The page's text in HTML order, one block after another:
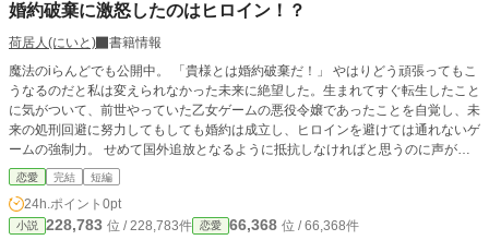
婚約破棄に激怒したのはヒロイン！？
荷居人(にいと)
書籍情報
魔法のiらんどでも公開中。 「貴様とは婚約破棄だ！」 やはりどう頑張ってもこ
うなるのだと私は変えられなかった未来に絶望した。生まれてすぐ転生したこと
に気がついて、前世やっていた乙女ゲームの悪役令嬢であったことを自覚し、未
来の処刑回避に努力してもしても婚約は成立し、ヒロインを避けては通れないゲ
ームの強制力。 せめて国外追放となるように抵抗しなければと思うのに声が、
身体が震えて何一つ言い返せない。そんな中、その空気を打ち破ったのは私が処
刑される理由となるヒロインだった。 「さっきから聞いてれば……ふざけない
で！こんのバカ王子！」 「な………っ何を」 突然怒り出すヒロインに動揺する
王子を気に止めることなく怒鳴り散らすヒロイン。これは一体どういうこと？
恋愛 完結 短編
24h.ポイント 0pt
小説 228,783 位 / 228,783件 恋愛 66,368 位 / 66,368件